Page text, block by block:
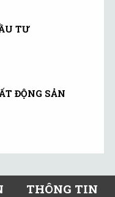
TƯ
ĐỘNG SẢN
THÔNG TIN